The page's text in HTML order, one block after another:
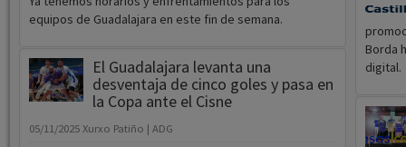
equipos de Guadalajara en este fin de semana.
El Guadalajara levanta una
desventaja de cinco goles y pasa en
la Copa ante el Cisne
05/11/2025 Xurxo Patiño | ADG
Borda
digital.